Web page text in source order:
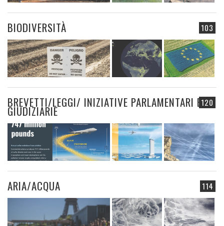
103
BIODIVERSITÀ
120
BREVETTI/LEGGI/ INIZIATIVE PARLAMENTARI E
GIUDIZIARIE
114
ARIA/ACQUA